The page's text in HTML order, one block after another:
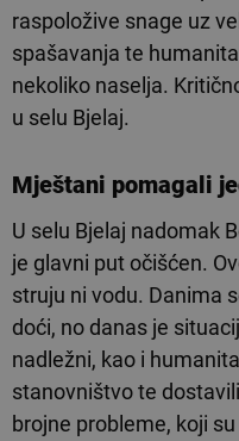
raspoložive snage uz
spašavanja te
nekoliko naselja.
u selu Bjelaj.
Mještani pomagali
U selu Bjelaj nadomak
je glavni put očišćen.
struju ni vodu. Danima
doći, no danas je
nadležni, kao i
stanovništvo te
brojne probleme, koji